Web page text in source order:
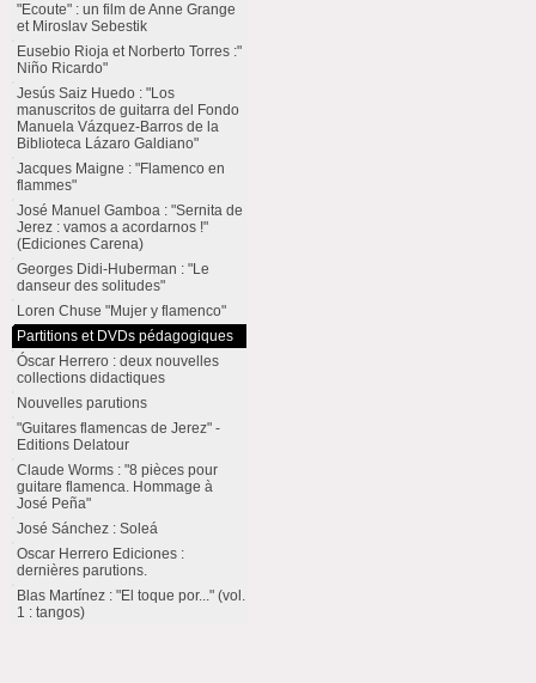
"Ecoute" : un film de Anne Grange
et Miroslav Sebestik
Eusebio Rioja et Norberto Torres :"
Niño Ricardo"
Jesús Saiz Huedo : "Los
manuscritos de guitarra del Fondo
Manuela Vázquez-Barros de la
Biblioteca Lázaro Galdiano"
Jacques Maigne : "Flamenco en
flammes"
José Manuel Gamboa : "Sernita de
Jerez : vamos a acordarnos !"
(Ediciones Carena)
Georges Didi-Huberman : "Le
danseur des solitudes"
Loren Chuse "Mujer y flamenco"
Partitions et DVDs pédagogiques
Óscar Herrero : deux nouvelles
collections didactiques
Nouvelles parutions
"Guitares flamencas de Jerez" -
Editions Delatour
Claude Worms : "8 pièces pour
guitare flamenca. Hommage à
José Peña"
José Sánchez : Soleá
Oscar Herrero Ediciones :
dernières parutions.
Blas Martínez : "El toque por..." (vol.
1 : tangos)